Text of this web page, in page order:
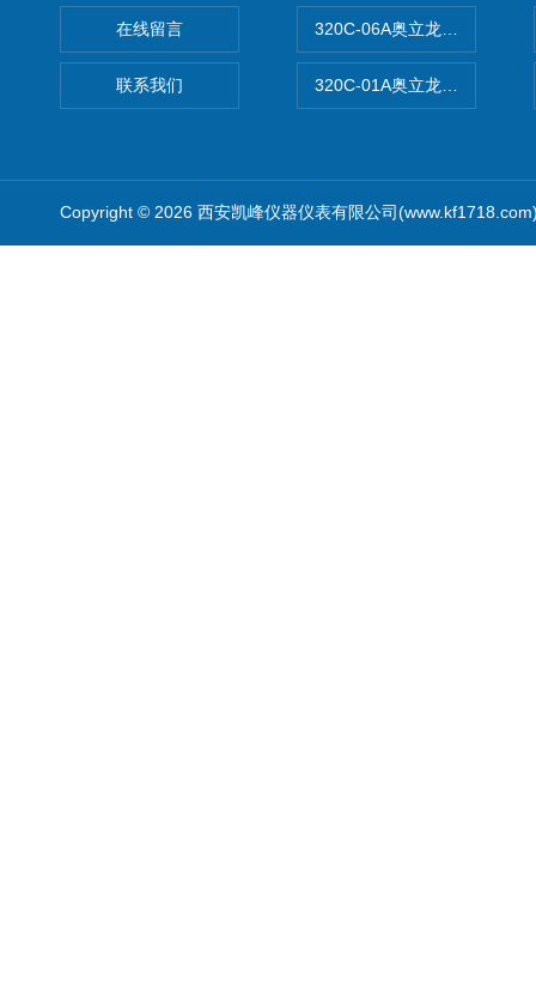
在线留言
联系我们
320C-06A奥立龙实验室便携
320C-01A奥立龙实验室便携
Copyright © 2026 西安凯峰仪器仪表有限公司